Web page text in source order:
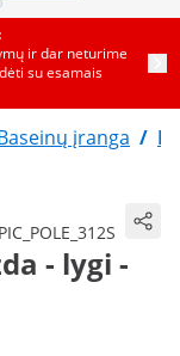
ir dar neturime
su esamais
įranga /
- lygi -